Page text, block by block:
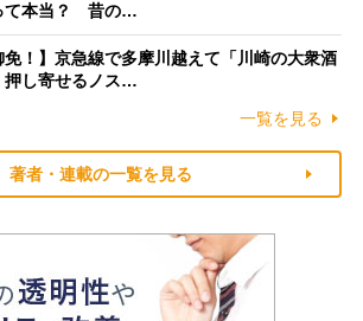
て本当？ 昔の…
免！】京急線で多摩川越えて「川崎の大衆酒
し寄せるノス…
一覧を見る
著者・連載の一覧を見る